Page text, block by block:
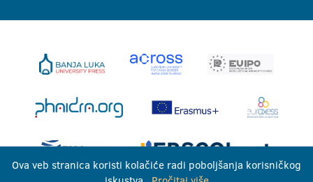
Ova veb stranica koristi kolačiće radi poboljšanja korisničkog